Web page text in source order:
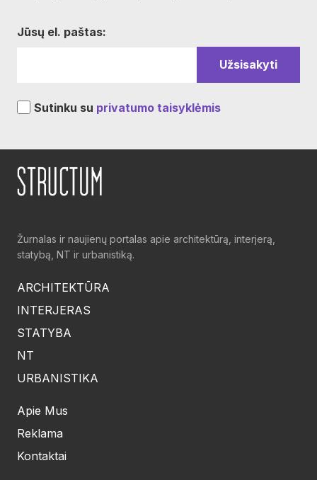
Jūsų el. paštas:
Sutinku su privatumo taisyklėmis
Žurnalas ir naujienų portalas apie architektūrą, interjerą,
statybą, NT ir urbanistiką.
ARCHITEKTŪRA
INTERJERAS
STATYBA
NT
URBANISTIKA
Apie Mus
Reklama
Kontaktai